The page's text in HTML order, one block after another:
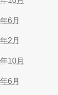
6月
2月
10月
6月